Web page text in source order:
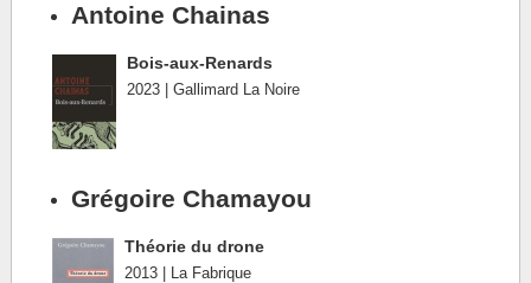
Antoine Chainas
Bois-aux-Renards
2023 | Gallimard La Noire
Grégoire Chamayou
Théorie du drone
2013 | La Fabrique